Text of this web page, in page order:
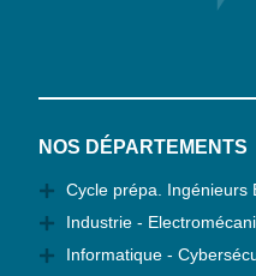
NOS DÉPARTEMENTS
Cycle prépa. Ingénieurs
Industrie -
Informatique -